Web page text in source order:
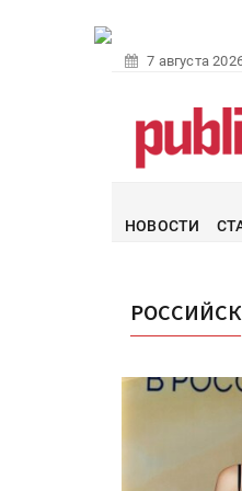
7 августа
НОВОСТИ